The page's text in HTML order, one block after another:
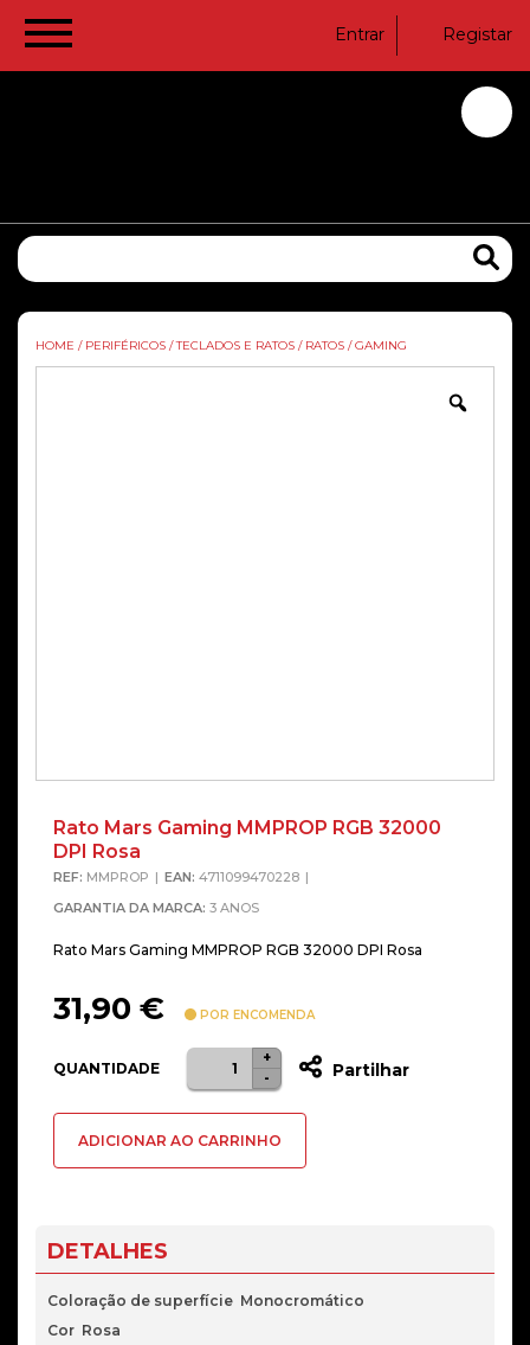
Entrar Registar
HOME / PERIFÉRICOS / TECLADOS E RATOS / RATOS / GAMING
Rato Mars Gaming MMPROP RGB 32000
DPI Rosa
REF: MMPROP EAN: 4711099470228
GARANTIA DA MARCA: 3 ANOS
Rato Mars Gaming MMPROP RGB 32000 DPI Rosa
31,90 € POR ENCOMENDA
QUANTIDADE
Quantidade
de
Mars
32000
DPI
-
+
Partilhar
ADICIONAR AO CARRINHO
DETALHES
Coloração de superfície Monocromático
Cor Rosa